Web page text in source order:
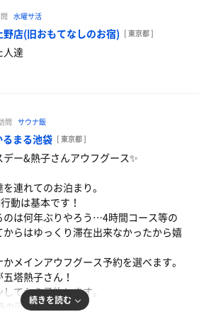
類は
ぎ蒸しの香湯(ヨモギエキス)♨️
はヴィヒタ水🌿(嬉しい😃)
ィニティチェアが無くなってた‼️
マンダリン&ミント→ヒバ&ネロリ
かパチュリとか…。
ネのアウフグースはちょうど良い✨
送りつつ、タオル投げや回しの技もキ
れて。
間やし、苦しくなるちょうどイイタイ
れるんよね。
抜群に上手い！
界大会まで行かれたんやけど、個人での
出て欲しい！
てサウナ初めて…試しに…みたいな人
ままサウナパンツのまま水風呂入るん
タオル使い放題。
ッドは全てミラブル。
ベッドみたいな椅子3席、これも流す
付き。
子2席。
小さい)の下にサウナハットやタオル掛
は足湯あり。
こちらもミラブルのシャワー有り。
られん。
サウナ利用者は少なく、ソロのタイミ
水曜サ活
店(旧おもてなしのお宿) [ 東京都 ]
人達
問 サウナ飯
まる池袋 [ 東京都 ]
ー&熱子さんアウフグース✨
連れてのお泊まり。
動は基本です！
のは何年ぶりやろう…4時間コース等の
らはゆっくり滞在出来なかったから嬉
メインアウフグース予約を選べます。
塔熱子さん！
てから予約します。
の回を予約。
るまるの最上段(5段目)になりそうやっ
続きを読む